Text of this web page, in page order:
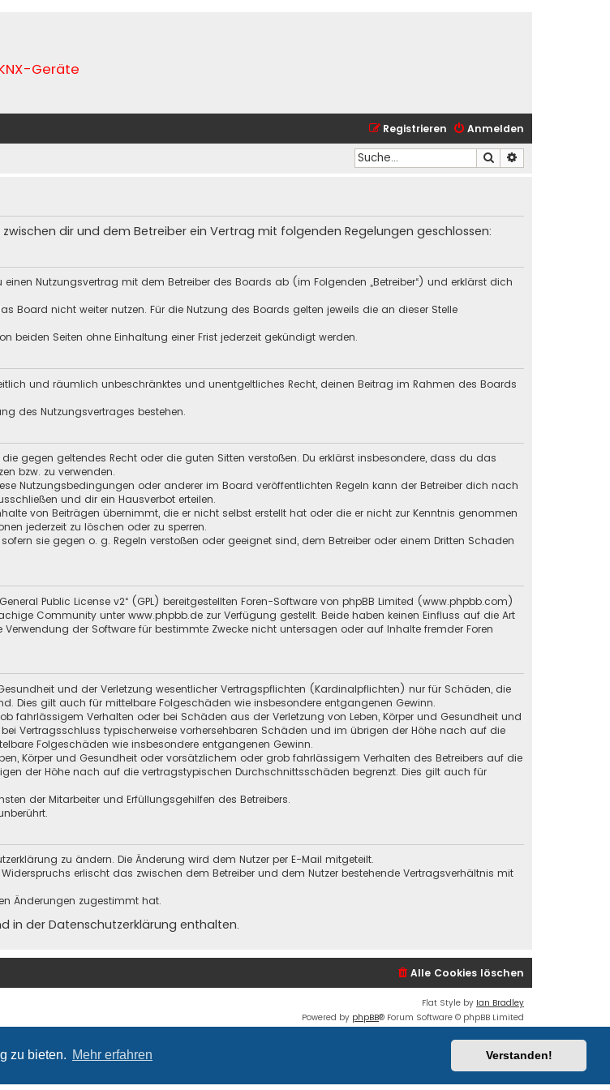
zu bieten. Mehr erfahren Verstanden!
Geräte
Anmelden
Registrieren
Suche
dir und dem Betreiber ein Vertrag mit folgenden Regelungen geschlossen:
Nutzungsvertrag mit dem Betreiber des Boards ab (im Folgenden „Betreiber“) und erklärst dich
Board nicht weiter nutzen. Für die Nutzung des Boards gelten jeweils die an dieser Stelle
Seiten ohne Einhaltung einer Frist jederzeit gekündigt werden.
und räumlich unbeschränktes und unentgeltliches Recht, deinen Beitrag im Rahmen des Boards
des Nutzungsvertrages bestehen.
gegen geltendes Recht oder die guten Sitten verstoßen. Du erklärst insbesondere, dass du das
bzw. zu verwenden.
Nutzungsbedingungen oder anderer im Board veröffentlichten Regeln kann der Betreiber dich nach
und dir ein Hausverbot erteilen.
von Beiträgen übernimmt, die er nicht selbst erstellt hat oder die er nicht zur Kenntnis genommen
jederzeit zu löschen oder zu sperren.
sie gegen o. g. Regeln verstoßen oder geeignet sind, dem Betreiber oder einem Dritten Schaden
Public License v2“ (GPL) bereitgestellten Foren-Software von phpBB Limited (www.phpbb.com)
Community unter www.phpbb.de zur Verfügung gestellt. Beide haben keinen Einfluss auf die Art
der Software für bestimmte Zwecke nicht untersagen oder auf Inhalte fremder Foren
und der Verletzung wesentlicher Vertragspflichten (Kardinalpflichten) nur für Schäden, die
Dies gilt auch für mittelbare Folgeschäden wie insbesondere entgangenen Gewinn.
fahrlässigem Verhalten oder bei Schäden aus der Verletzung von Leben, Körper und Gesundheit und
Vertragsschluss typischerweise vorhersehbaren Schäden und im übrigen der Höhe nach auf die
Folgeschäden wie insbesondere entgangenen Gewinn.
Körper und Gesundheit oder vorsätzlichem oder grob fahrlässigem Verhalten des Betreibers auf die
der Höhe nach auf die vertragstypischen Durchschnittsschäden begrenzt. Dies gilt auch für
der Mitarbeiter und Erfüllungsgehilfen des Betreibers.
zu ändern. Die Änderung wird dem Nutzer per E-Mail mitgeteilt.
erlischt das zwischen dem Betreiber und dem Nutzer bestehende Vertragsverhältnis mit
Änderungen zugestimmt hat.
in der Datenschutzerklärung enthalten.
Alle Cookies löschen
Flat Style by Ian Bradley
Powered by phpBB® Forum Software © phpBB Limited
Nutzungsbedingungen